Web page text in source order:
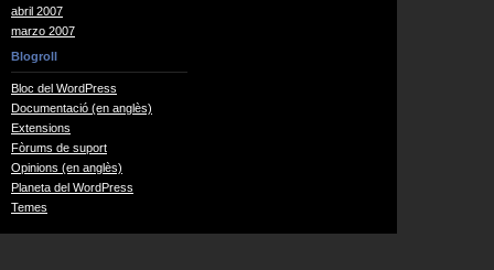
abril 2007
marzo 2007
Blogroll
Bloc del WordPress
Documentació (en anglès)
Extensions
Fòrums de suport
Opinions (en anglès)
Planeta del WordPress
Temes